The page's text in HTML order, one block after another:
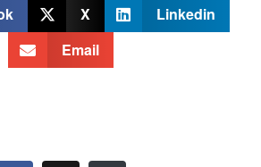
X
Linkedin
Email